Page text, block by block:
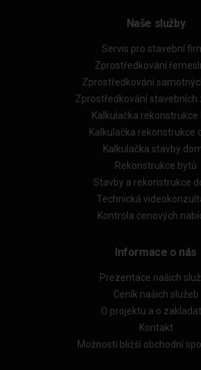
Naše služby
Servis pro stavební
Zprostředkování
Zprostředkování
Zprostředkování stavebních
Kalkulačka rekonstrukce
Kalkulačka rekonstrukce
Kalkulačka stavby
Rekonstrukce bytů
Stavby a rekonstrukce
Technická
Kontrola cenových
Informace o nás
Prezentace našich
Ceník našich služeb
O projektu a o
Kontakt
Možnosti bližší obchodní